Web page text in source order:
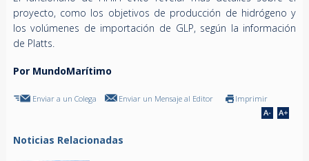
proyecto, como los objetivos de producción de hidrógeno y
los volúmenes de importación de GLP, según la información
de Platts.
Por MundoMarítimo
Enviar a un Colega Enviar un Mensaje al Editor Imprimir
Noticias Relacionadas